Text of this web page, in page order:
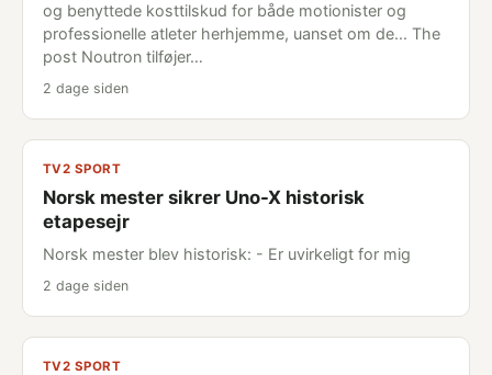
og benyttede kosttilskud for både motionister og
professionelle atleter herhjemme, uanset om de... The
post Noutron tilføjer…
2 dage siden
TV2 SPORT
Norsk mester sikrer Uno-X historisk
etapesejr
Norsk mester blev historisk: - Er uvirkeligt for mig
2 dage siden
TV2 SPORT